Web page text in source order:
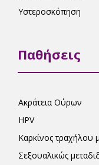
Υστεροσκόπηση
Παθήσεις
Ακράτεια Ούρων
HPV
Καρκίνος τραχήλου
Σεξουαλικώς